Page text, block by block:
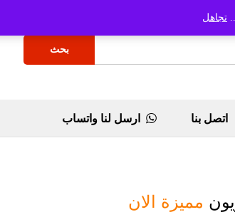
تجاهل
بحث
اتصل بنا ارسل لنا واتساب
مميزة الان